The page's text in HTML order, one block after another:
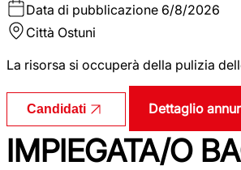
Data di pubblicazione 6/8/2026
Città Ostuni
La risorsa si occuperà della pulizia
Candidati Dettaglio
IMPIEGATA/O